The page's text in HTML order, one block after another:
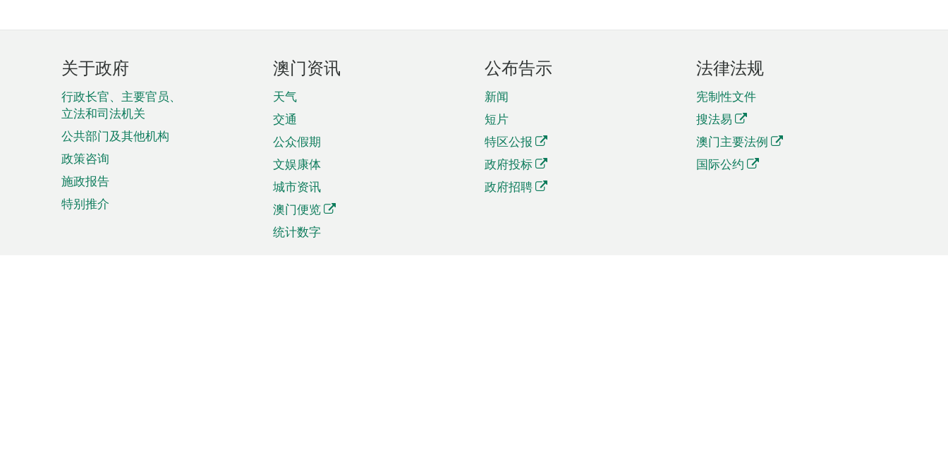
页
脚
菜
单
关于政府
行政长官、主要官员、
立法和司法机关
公共部门及其他机构
政策咨询
施政报告
特别推介
澳门资讯
天气
交通
公众假期
文娱康体
城市资讯
澳门便览
统计数字
公布告示
新闻
短片
特区公报
政府投标
政府招聘
法律法规
宪制性文件
搜法易
澳门主要法例
国际公约